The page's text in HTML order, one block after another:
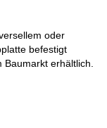
oder
befestigt
erhältlich.